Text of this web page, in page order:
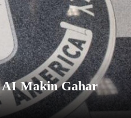
AI Makin Gahar